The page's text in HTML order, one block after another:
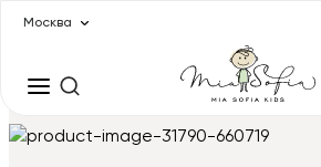
Москва